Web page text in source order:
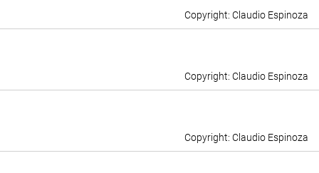
Claudio Espinoza
Claudio Espinoza
Claudio Espinoza